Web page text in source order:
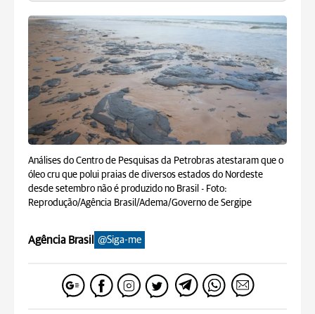
Análises do Centro de Pesquisas da Petrobras atestaram que o
óleo cru que polui praias de diversos estados do Nordeste
desde setembro não é produzido no Brasil - Foto:
Reprodução/Agência Brasil/Adema/Governo de Sergipe
Agência Brasil @Siga-me